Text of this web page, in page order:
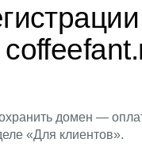
домен —
«Для клиентов».